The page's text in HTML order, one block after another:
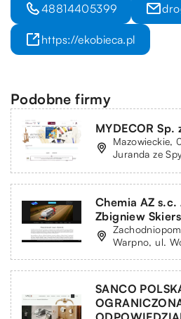
48814405399
https://ekobieca.pl
Podobne firmy
MYDECOR Sp.
Mazowieckie,
Juranda ze
Chemia AZ
Zbigniew
Warpno, ul.
SANCO